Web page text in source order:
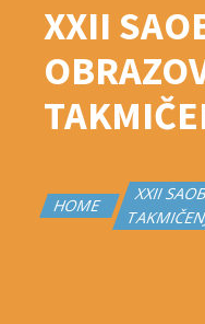
XXII
HOME
XXII